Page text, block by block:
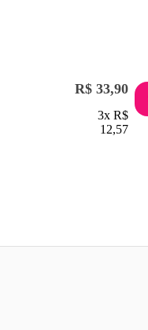
R$ 33,90
3x R$
12,57